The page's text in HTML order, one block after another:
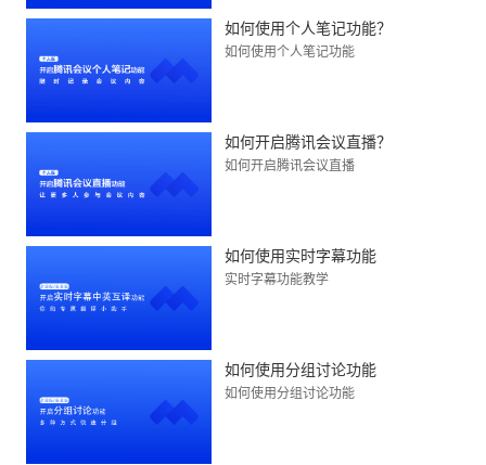
如何使用个人笔记功能？
如何使用个人笔记功能
如何开启腾讯会议直播？
如何开启腾讯会议直播
如何使用实时字幕功能
实时字幕功能教学
如何使用分组讨论功能
如何使用分组讨论功能